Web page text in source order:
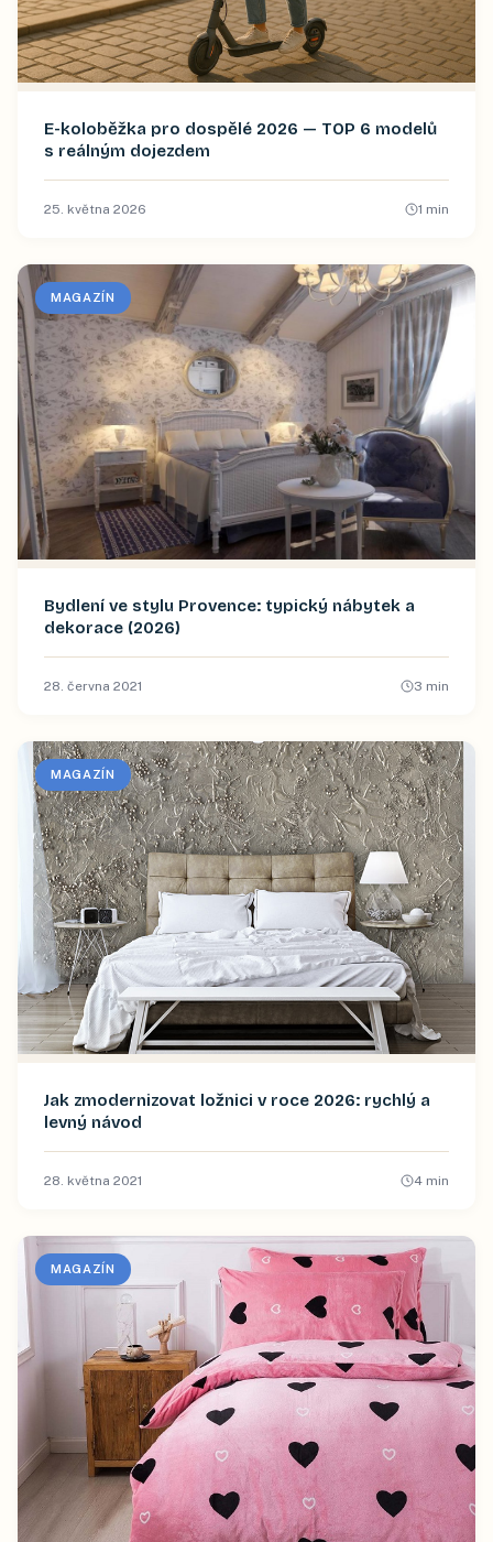
E-koloběžka pro dospělé 2026 — TOP 6 modelů
s reálným dojezdem
25. května 2026 1 min
MAGAZÍN
Bydlení ve stylu Provence: typický nábytek a
dekorace (2026)
28. června 2021 3 min
MAGAZÍN
Jak zmodernizovat ložnici v roce 2026: rychlý a
levný návod
28. května 2021 4 min
MAGAZÍN